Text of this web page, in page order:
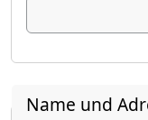
Name und